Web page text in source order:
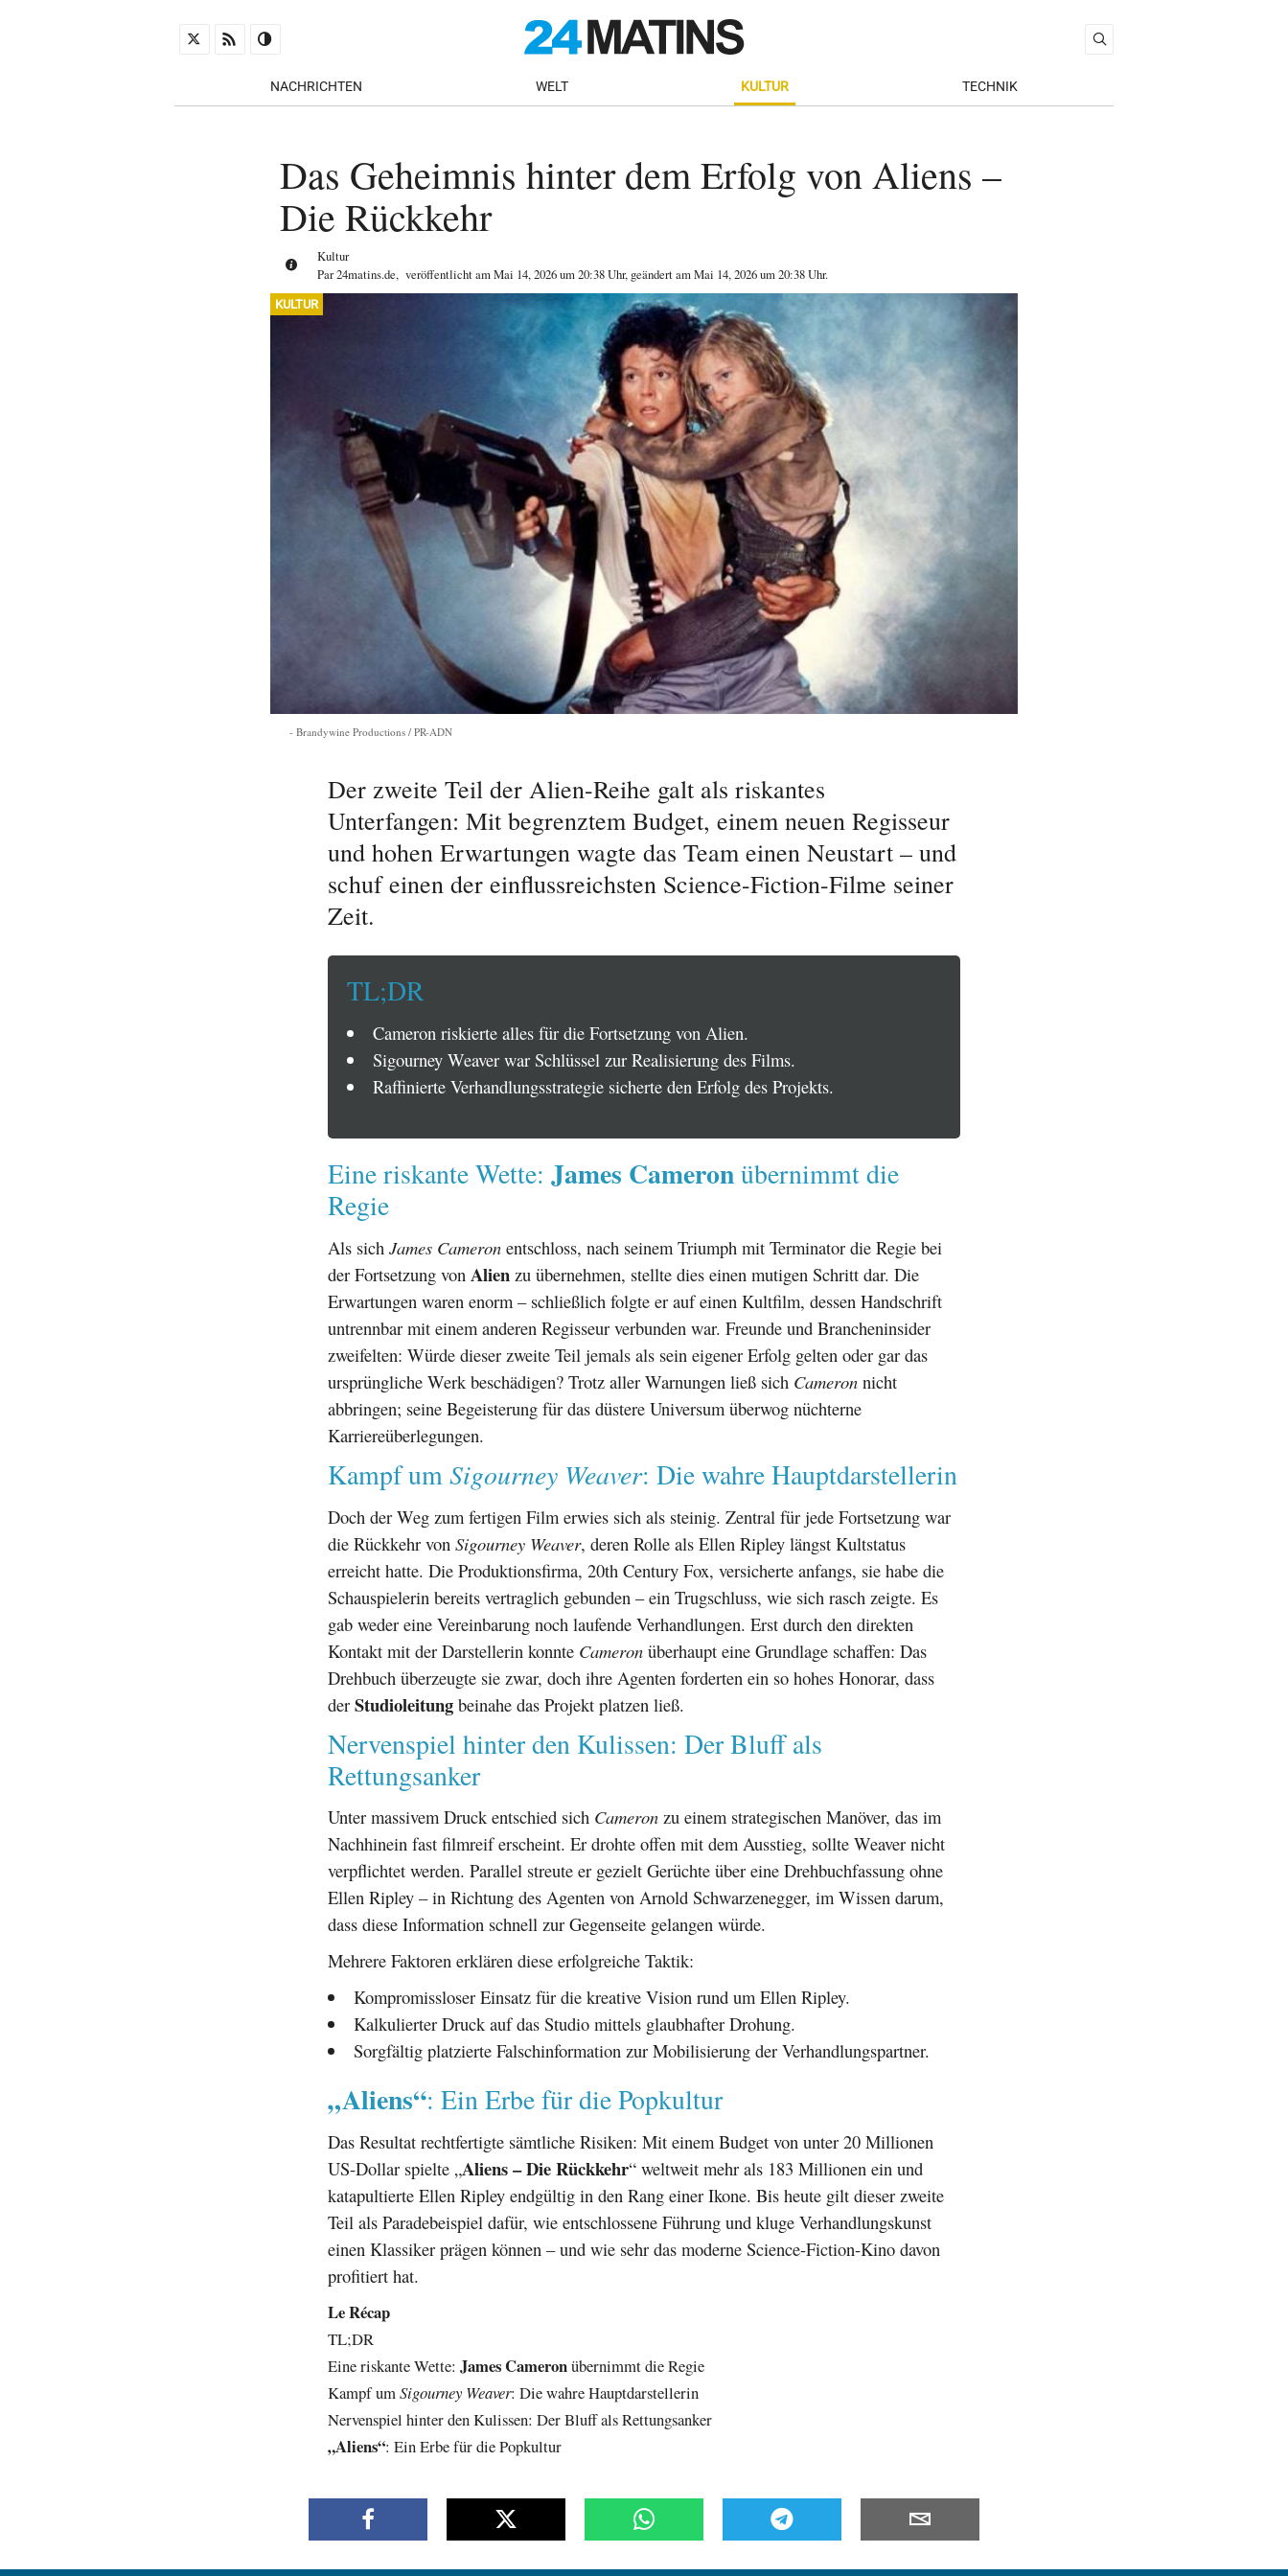
NACHRICHTEN WELT KULTUR TECHNIK
Das Geheimnis hinter dem Erfolg von Aliens –
Die Rückkehr
Kultur
Par24matins.de, veröffentlicht amMai 14, 2026um 20:38 Uhr, geändert am Mai 14, 2026 um 20:38 Uhr.
KULTUR
Brandywine Productions / PR-ADN
Der zweite Teil der Alien-Reihe galt als riskantes
Unterfangen: Mit begrenztem Budget, einem neuen Regisseur
und hohen Erwartungen wagte das Team einen Neustart – und
schuf einen der einflussreichsten Science-Fiction-Filme seiner
Zeit.
TL;DR
Cameron riskierte alles für die Fortsetzung von Alien.
Sigourney Weaver war Schlüssel zur Realisierung des Films.
Raffinierte Verhandlungsstrategie sicherte den Erfolg des Projekts.
Eine riskante Wette: James Cameronübernimmt die
Regie
Als sich James Cameron entschloss, nach seinem Triumph mit Terminator die Regie bei
der Fortsetzung von Alien zu übernehmen, stellte dies einen mutigen Schritt dar. Die
Erwartungen waren enorm – schließlich folgte er auf einen Kultfilm, dessen Handschrift
untrennbar mit einem anderen Regisseur verbunden war. Freunde und Brancheninsider
zweifelten: Würde dieser zweite Teil jemals als sein eigener Erfolg gelten oder gar das
ursprüngliche Werk beschädigen? Trotz aller Warnungen ließ sich Cameron nicht
abbringen; seine Begeisterung für das düstere Universum überwog nüchterne
Karriereüberlegungen.
Kampf umSigourney Weaver: Die wahre Hauptdarstellerin
Doch der Weg zum fertigen Film erwies sich als steinig. Zentral für jede Fortsetzung war
die Rückkehr von Sigourney Weaver, deren Rolle als Ellen Ripley längst Kultstatus
erreicht hatte. Die Produktionsfirma, 20th Century Fox, versicherte anfangs, sie habe die
Schauspielerin bereits vertraglich gebunden – ein Trugschluss, wie sich rasch zeigte. Es
gab weder eine Vereinbarung noch laufende Verhandlungen. Erst durch den direkten
Kontakt mit der Darstellerin konnte Cameron überhaupt eine Grundlage schaffen: Das
Drehbuch überzeugte sie zwar, doch ihre Agenten forderten ein so hohes Honorar, dass
der Studioleitung beinahe das Projekt platzen ließ.
Nervenspiel hinter den Kulissen: Der Bluff als
Rettungsanker
Unter massivem Druck entschied sich Cameron zu einem strategischen Manöver, das im
Nachhinein fast filmreif erscheint. Er drohte offen mit dem Ausstieg, sollte Weaver nicht
verpflichtet werden. Parallel streute er gezielt Gerüchte über eine Drehbuchfassung ohne
Ellen Ripley – in Richtung des Agenten von Arnold Schwarzenegger, im Wissen darum,
dass diese Information schnell zur Gegenseite gelangen würde.
Mehrere Faktoren erklären diese erfolgreiche Taktik:
Kompromissloser Einsatz für die kreative Vision rund um Ellen Ripley.
Kalkulierter Druck auf das Studio mittels glaubhafter Drohung.
Sorgfältig platzierte Falschinformation zur Mobilisierung der Verhandlungspartner.
„Aliens“: Ein Erbe für die Popkultur
Das Resultat rechtfertigte sämtliche Risiken: Mit einem Budget von unter 20 Millionen
US-Dollar spielte „Aliens – Die Rückkehr“ weltweit mehr als 183 Millionen ein und
katapultierte Ellen Ripley endgültig in den Rang einer Ikone. Bis heute gilt dieser zweite
Teil als Paradebeispiel dafür, wie entschlossene Führung und kluge Verhandlungskunst
einen Klassiker prägen können – und wie sehr das moderne Science-Fiction-Kino davon
profitiert hat.
Le Récap
TL;DR
Eine riskante Wette: James Cameronübernimmt die Regie
Kampf umSigourney Weaver: Die wahre Hauptdarstellerin
Nervenspiel hinter den Kulissen: Der Bluff als Rettungsanker
„Aliens“: Ein Erbe für die Popkultur